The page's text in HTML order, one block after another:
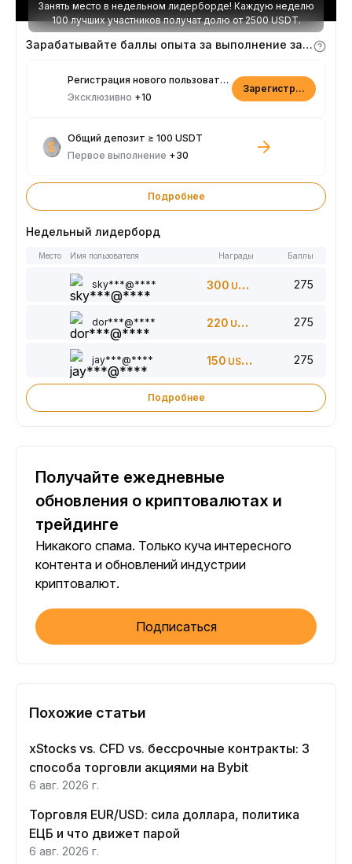
Занять место в недельном лидерборде! Каждую неделю
100 лучших участников получат долю от 2500 USDT.
Зарабатывайте баллы опыта за выполнение заданий
Регистрация нового пользователя
Эксклюзивно +10
Зарегистрироваться
Общий депозит ≥ 100 USDT
Первое выполнение +30
Подробнее
Недельный лидерборд
Место Имя пользователя Награды Баллы
sky***@**** 300 USDT 275
dor***@**** 220 USDT 275
jay***@**** 150 USDT 275
Подробнее
Получайте ежедневные
обновления о криптовалютах и
трейдинге
Никакого спама. Только куча интересного
контента и обновлений индустрии
криптовалют.
Подписаться
Похожие статьи
xStocks vs. CFD vs. бессрочные контракты: 3
способа торговли акциями на Bybit
6 авг. 2026 г.
Торговля EUR/USD: сила доллара, политика
ЕЦБ и что движет парой
6 авг. 2026 г.